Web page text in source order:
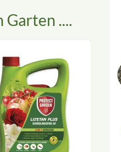
....